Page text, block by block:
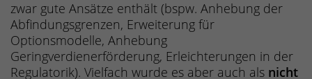
zwar gute Ansätze enthält (bspw. Anhebung der
Abfindungsgrenzen, Erweiterung für
Optionsmodelle, Anhebung
Geringverdienerförderung, Erleichterungen in der
Regulatorik). Vielfach wurde es aber auch als nicht